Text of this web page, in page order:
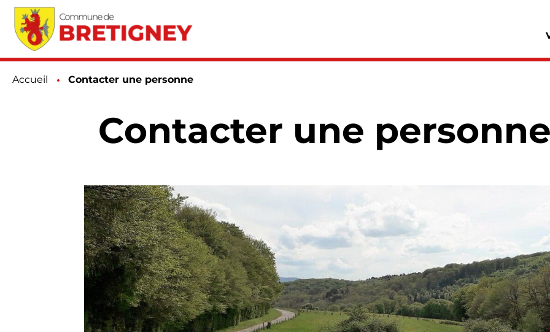
Accueil Page active :
Contacter une personne
Contacter une personne